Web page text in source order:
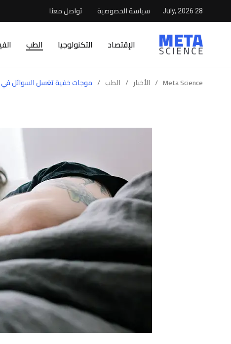
28 July, 2026 سياسة الخصوصية تواصل معنا
الإقتصاد التكنولوجيا الطب
Meta Science
/ الأخبار / الطب / موجات خفية تغسل السوائل في